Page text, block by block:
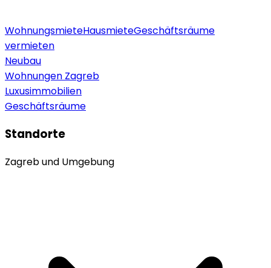
WohnungsmieteHausmieteGeschäftsräume
vermieten
Neubau
Wohnungen Zagreb
Luxusimmobilien
Geschäftsräume
Standorte
Zagreb und Umgebung